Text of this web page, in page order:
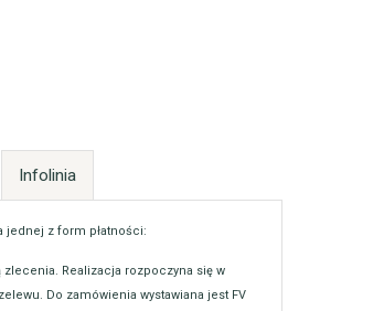
Infolinia
jednej z form płatności:
Realizacja rozpoczyna się w
Do zamówienia wystawiana jest FV